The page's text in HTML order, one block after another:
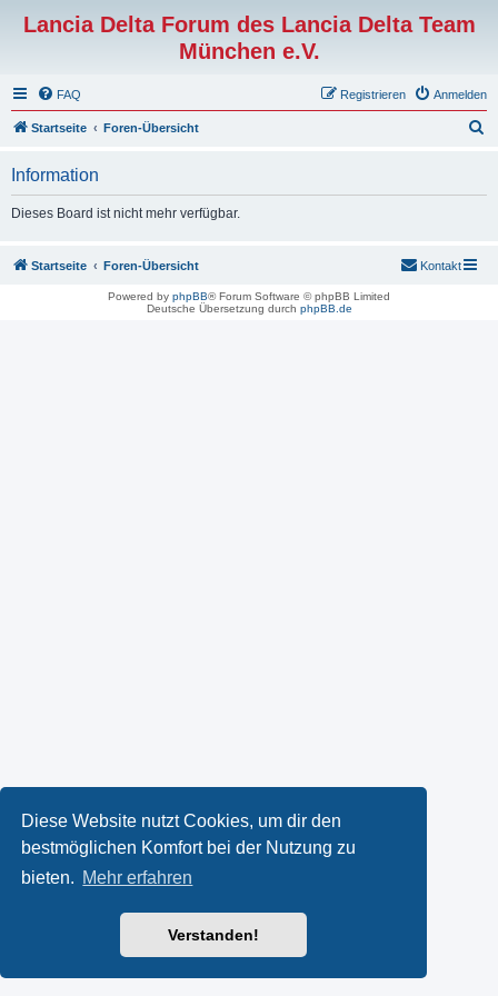
Diese Website nutzt Cookies, um dir den
bestmöglichen Komfort bei der Nutzung zu
bieten. Mehr erfahren
Verstanden!
Lancia Delta Forum des Lancia Delta Team
München e.V.
FAQ Anmelden
Registrieren
Startseite Foren-Übersicht
Information
Dieses Board ist nicht mehr verfügbar.
Startseite Foren-Übersicht Kontakt
Powered by phpBB® Forum Software © phpBB Limited
Deutsche Übersetzung durch phpBB.de